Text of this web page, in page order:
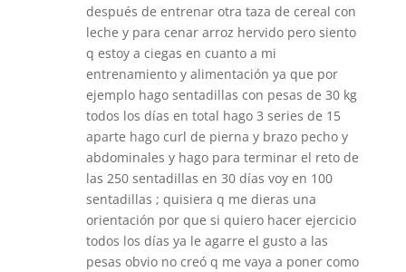
después de entrenar otra taza de cereal con
leche y para cenar arroz hervido pero siento
q estoy a ciegas en cuanto a mi
entrenamiento y alimentación ya que por
ejemplo hago sentadillas con pesas de 30 kg
todos los días en total hago 3 series de 15
aparte hago curl de pierna y brazo pecho y
abdominales y hago para terminar el reto de
las 250 sentadillas en 30 días voy en 100
sentadillas ; quisiera q me dieras una
orientación por que si quiero hacer ejercicio
todos los días ya le agarre el gusto a las
pesas obvio no creó q me vaya a poner como